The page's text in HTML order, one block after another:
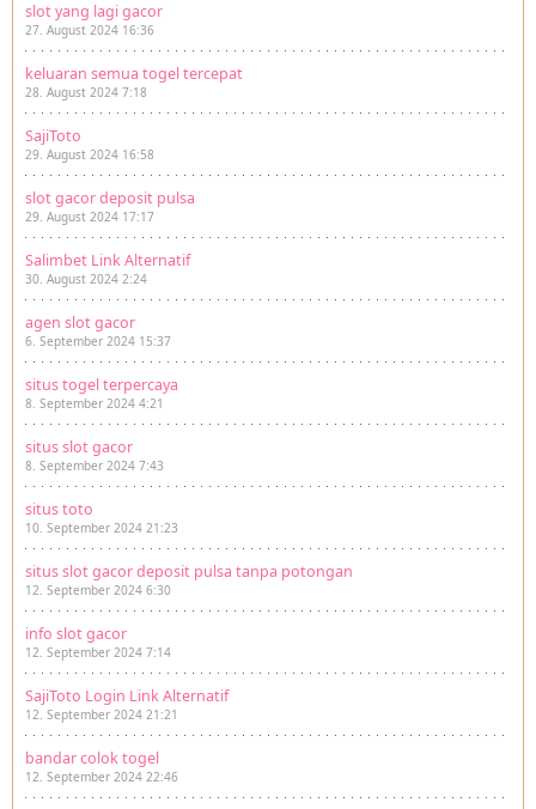
slot yang lagi gacor
27. August 2024 16:36
keluaran semua togel tercepat
28. August 2024 7:18
SajiToto
29. August 2024 16:58
slot gacor deposit pulsa
29. August 2024 17:17
Salimbet Link Alternatif
30. August 2024 2:24
agen slot gacor
6. September 2024 15:37
situs togel terpercaya
8. September 2024 4:21
situs slot gacor
8. September 2024 7:43
situs toto
10. September 2024 21:23
situs slot gacor deposit pulsa tanpa potongan
12. September 2024 6:30
info slot gacor
12. September 2024 7:14
SajiToto Login Link Alternatif
12. September 2024 21:21
bandar colok togel
12. September 2024 22:46